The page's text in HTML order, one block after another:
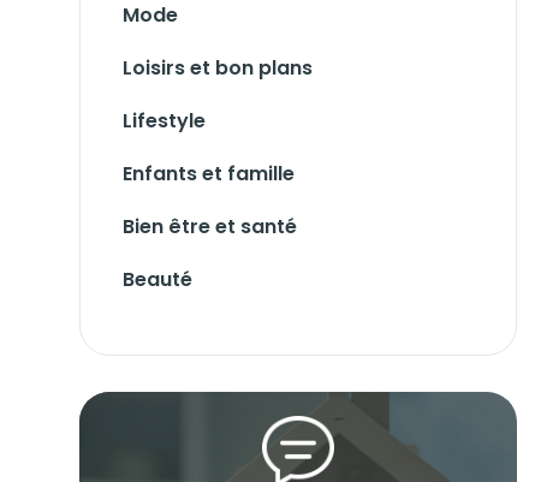
Mode
Loisirs et bon plans
Lifestyle
Enfants et famille
Bien être et santé
Beauté